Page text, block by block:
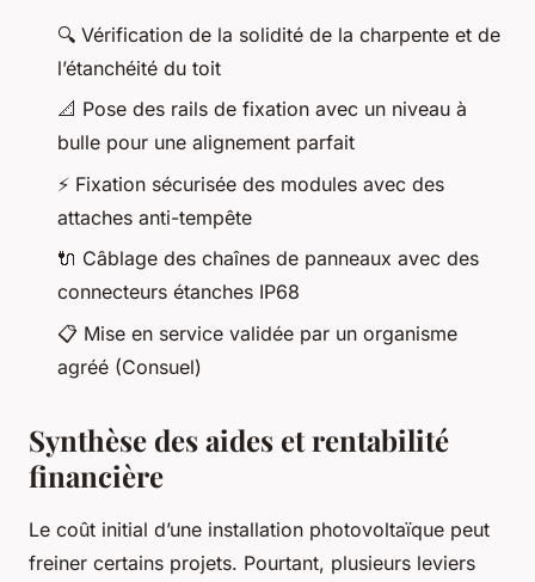
🔍 Vérification de la solidité de la charpente et de
l’étanchéité du toit
📐 Pose des rails de fixation avec un niveau à
bulle pour une alignement parfait
⚡ Fixation sécurisée des modules avec des
attaches anti-tempête
🔌 Câblage des chaînes de panneaux avec des
connecteurs étanches IP68
📋 Mise en service validée par un organisme
agréé (Consuel)
Synthèse des aides et rentabilité
financière
Le coût initial d’une installation photovoltaïque peut
freiner certains projets. Pourtant, plusieurs leviers